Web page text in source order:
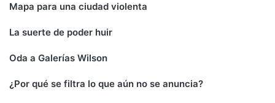
Mapa para una ciudad violenta
La suerte de poder huir
Oda a Galerías Wilson
¿Por qué se filtra lo que aún no se anuncia?